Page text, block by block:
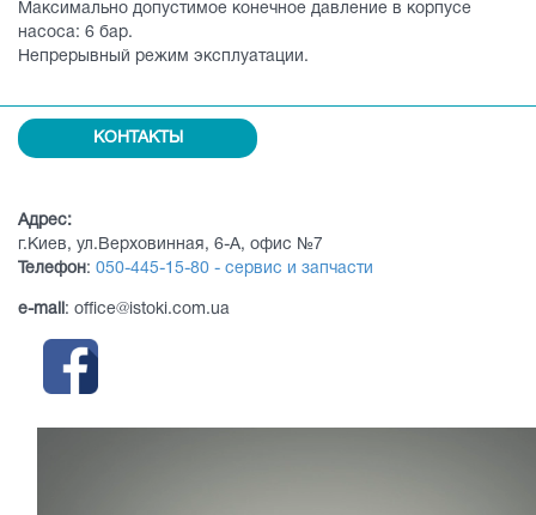
Максимально допустимое конечное давление в корпусе
насоса: 6 бар.
Непрерывный режим эксплуатации.
КОНТАКТЫ
Адрес:
г.Киев, ул.Верховинная, 6-А, офис №7
Телефон: 050-445-15-80 - сервис и запчасти
e-mail : office@istoki.com.ua